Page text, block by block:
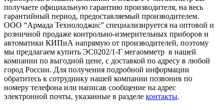
получаете официальную гарантию производителя, на весь
гарантийный период, предоставляемый производителем.
ООО “Армада Технолоджис” специализируется на оптовой и
розничной продаже контрольно-измерительных приборов и
автоматики КИПиА напрямую от производителей, поэтому
мы предлагаем купить ЭС0202/1-Г мегаомметр в нашей
компании по выгодной цене, с доставкой по адресу в любой
город России. Для получения подробной информации
обратитесь к сотруднику нашей компании позвонив по
номеру телефона или написав сообщение на адрес
электронной почты, указанные в разделе контакты.